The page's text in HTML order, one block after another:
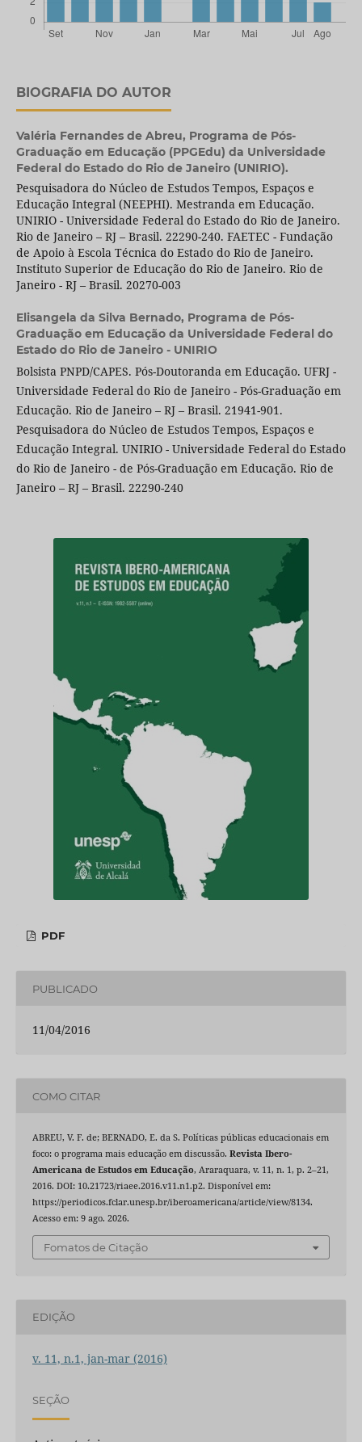
BIOGRAFIA DO AUTOR
Valéria Fernandes de Abreu, Programa de Pós-
Graduação em Educação (PPGEdu) da Universidade
Federal do Estado do Rio de Janeiro (UNIRIO).
Pesquisadora do Núcleo de Estudos Tempos, Espaços e
Educação Integral (NEEPHI). Mestranda em Educação.
UNIRIO - Universidade Federal do Estado do Rio de Janeiro.
Rio de Janeiro – RJ – Brasil. 22290-240. FAETEC - Fundação
de Apoio à Escola Técnica do Estado do Rio de Janeiro.
Instituto Superior de Educação do Rio de Janeiro. Rio de
Janeiro - RJ – Brasil. 20270-003
Elisangela da Silva Bernado, Programa de Pós-
Graduação em Educação da Universidade Federal do
Estado do Rio de Janeiro - UNIRIO
Bolsista PNPD/CAPES. Pós-Doutoranda em Educação. UFRJ -
Universidade Federal do Rio de Janeiro - Pós-Graduação em
Educação. Rio de Janeiro – RJ – Brasil. 21941-901.
Pesquisadora do Núcleo de Estudos Tempos, Espaços e
Educação Integral. UNIRIO - Universidade Federal do Estado
do Rio de Janeiro - de Pós-Graduação em Educação. Rio de
Janeiro – RJ – Brasil. 22290-240
PDF
PUBLICADO
11/04/2016
COMO CITAR
ABREU, V. F. de; BERNADO, E. da S. Políticas públicas educacionais em
foco: o programa mais educação em discussão. Revista Ibero-
Americana de Estudos em Educação, Araraquara, v. 11, n. 1, p. 2–21,
2016. DOI: 10.21723/riaee.2016.v11.n1.p2. Disponível em:
https://periodicos.fclar.unesp.br/iberoamericana/article/view/8134.
Acesso em: 9 ago. 2026.
Fomatos de Citação
EDIÇÃO
v. 11, n.1, jan-mar (2016)
SEÇÃO